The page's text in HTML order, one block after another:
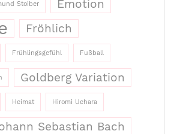
Stoiber Emotion
Fröhlich
Frühlingsgefühl Fußball
Goldberg Variation
Heimat Hiromi Uehara
Sebastian Bach